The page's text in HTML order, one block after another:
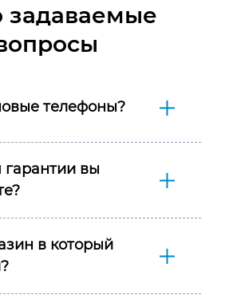
задаваемые
телефоны?
гарантии вы
в который